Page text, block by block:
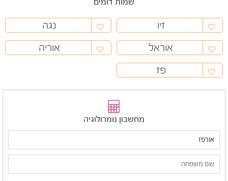
זיו
נגה
אוראל
אוריה
פז
מחשבון נומרולוגיה